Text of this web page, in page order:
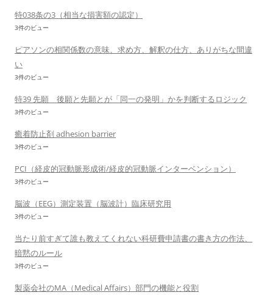
特038条の3（相当な損害額の認定）
3件のビュー
ピアソンの相関係数の意味、求め方、解釈の仕方、ありがちな間違
い
3件のビュー
特39 先願 後願と先願とが「同一の発明」かを判断するロジック
3件のビュー
癒着防止剤 adhesion barrier
3件のビュー
PCI（経皮的冠動脈形成術/経皮的冠動脈インターベンション）
3件のビュー
脳波（EEG）測定装置（脳波計）臨床研究用
3件のビュー
当たり前すぎて誰も教えてくれない科研費申請書の書き方の作法、
暗黙のルール
3件のビュー
製薬会社のMA（Medical Affairs）部門の機能と役割